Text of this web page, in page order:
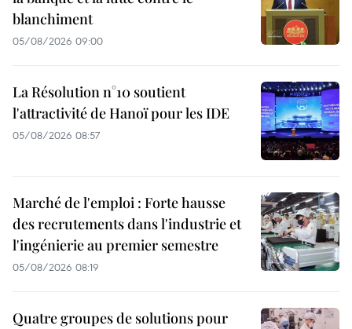
blanchiment
05/08/2026 09:00
La Résolution n°10 soutient
l'attractivité de Hanoï pour les IDE
05/08/2026 08:57
Marché de l'emploi : Forte hausse
des recrutements dans l'industrie et
l'ingénierie au premier semestre
05/08/2026 08:19
Quatre groupes de solutions pour